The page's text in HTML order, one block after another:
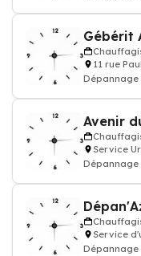
Gébérit
11 rue
Avenir
Service
Service